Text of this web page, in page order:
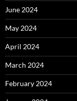
June 2024
May 2024
April 2024
March 2024
February 2024